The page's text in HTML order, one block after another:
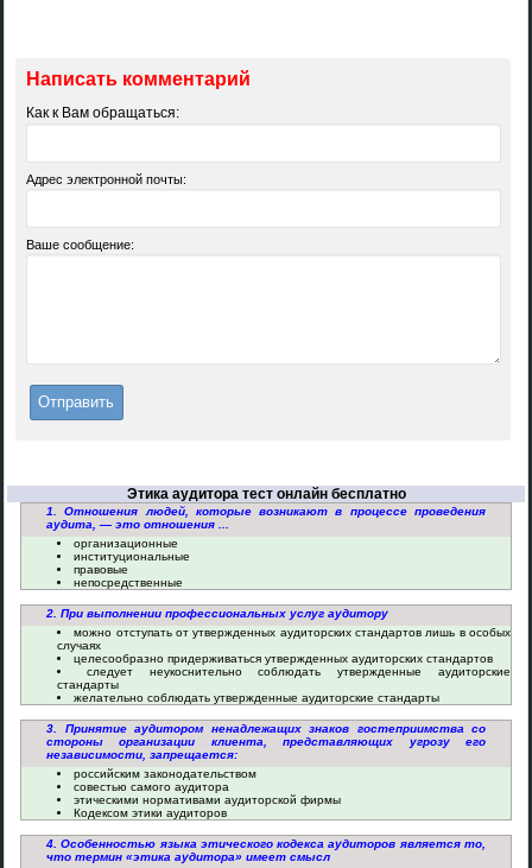
Написать комментарий
Как к Вам обращаться:
Адрес электронной почты:
Ваше сообщение:
Этика аудитора тест онлайн бесплатно
1. Отношения людей, которые возникают в процессе проведения
аудита, — это отношения ...
организационные
институциональные
правовые
непосредственные
2. При выполнении профессиональных услуг аудитору
можно отступать от утвержденных аудиторских стандартов лишь в особых
случаях
целесообразно придерживаться утвержденных аудиторских стандартов
следует неукоснительно соблюдать утвержденные аудиторские
стандарты
желательно соблюдать утвержденные аудиторские стандарты
3. Принятие аудитором ненадлежащих знаков гостеприимства со
стороны организации клиента, представляющих угрозу его
независимости, запрещается:
российским законодательством
совестью самого аудитора
этическими нормативами аудиторской фирмы
Кодексом этики аудиторов
4. Особенностью языка этического кодекса аудиторов является то,
что термин «этика аудитора» имеет смысл